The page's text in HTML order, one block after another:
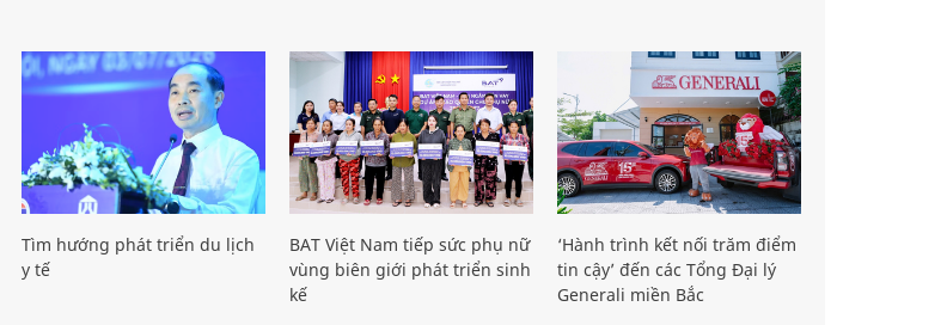
Tìm hướng phát triển du lịch
y tế
BAT Việt Nam tiếp sức phụ nữ
vùng biên giới phát triển sinh
kế
‘Hành trình kết nối trăm điểm
tin cậy’ đến các Tổng Đại lý
Generali miền Bắc